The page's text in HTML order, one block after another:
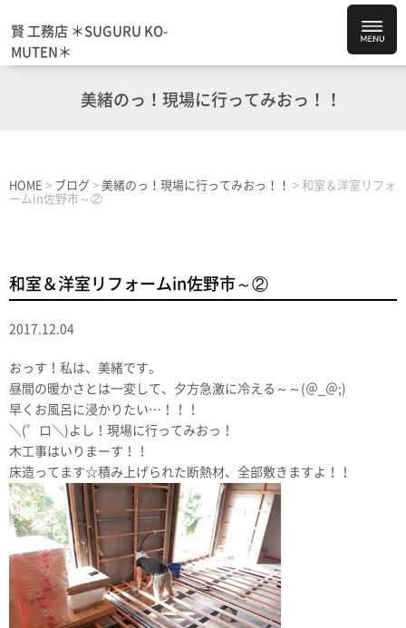
賢 工務店 ＊SUGURU KO-
MUTEN＊
美緒のっ！現場に行ってみおっ！！
HOME > ブログ > 美緒のっ！現場に行ってみおっ！！ > 和室＆洋室リフォ
ームin佐野市～②
和室＆洋室リフォームin佐野市～②
2017.12.04
おっす！私は、美緒です。
昼間の暖かさとは一変して、夕方急激に冷える～～(＠_＠;)
早くお風呂に浸かりたい…！！！
＼(゜ロ＼)よし！現場に行ってみおっ！
木工事はいりまーす！！
床造ってます☆積み上げられた断熱材、全部敷きますよ！！